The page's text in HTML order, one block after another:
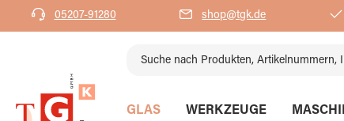
Zur Hauptnavigation springen
05207-91280 shop@tgk.de
GLAS WERKZEUGE